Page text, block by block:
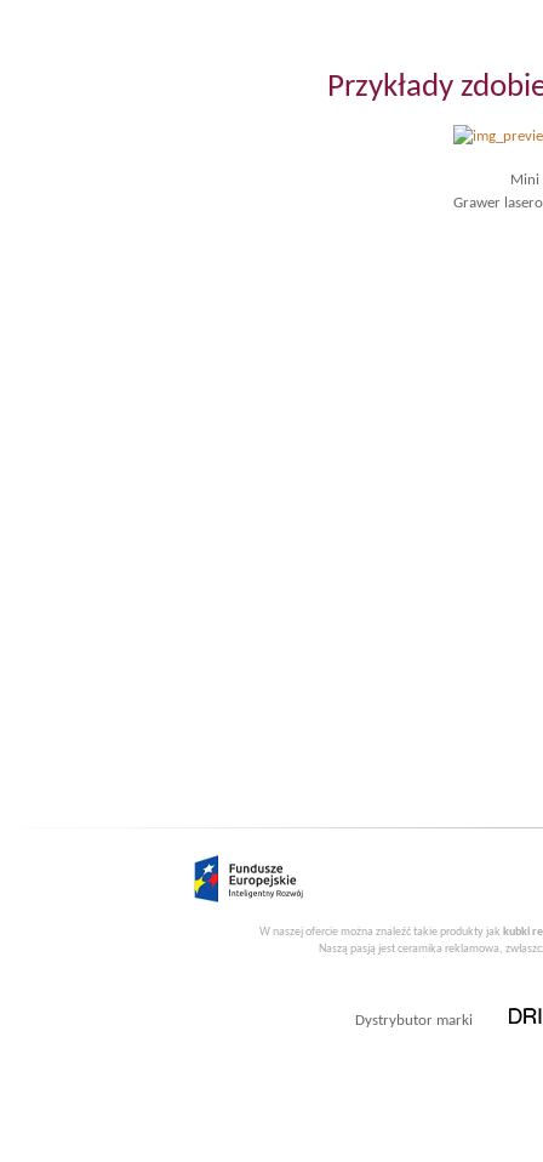
Przykłady
Mini
Grawer
W naszej ofercie można znaleźć takie produkty jak kubki
Naszą pasją jest ceramika reklamowa,
Dystrybutor marki